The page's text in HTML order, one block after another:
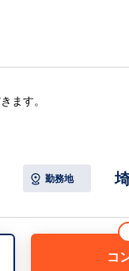
ます。
管理
関連業務
勤務地
コ